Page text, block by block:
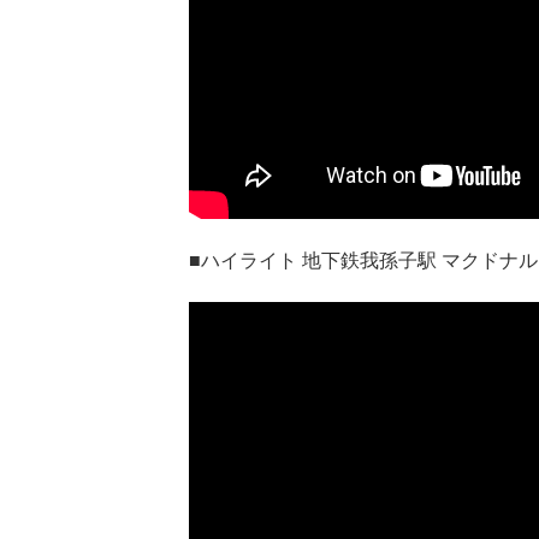
■ハイライト 地下鉄我孫子駅 マクドナ